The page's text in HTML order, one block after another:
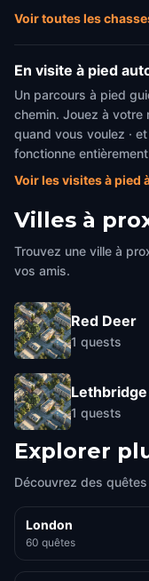
Voir toutes les
En visite à pied
Un parcours à pied
chemin. Jouez à votre
quand vous voulez ·
fonctionne
Voir les visites à pied
Villes à
Trouvez une ville à
vos amis.
Red Deer
1 quests
Lethbridge
1 quests
Explorer
Découvrez des
London
60 quêtes